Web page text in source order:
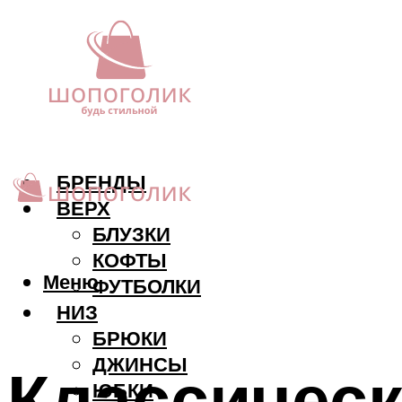
БРЕНДЫ
ВЕРХ
БЛУЗКИ
КОФТЫ
ФУТБОЛКИ
НИЗ
БРЮКИ
ДЖИНСЫ
ЮБКИ
Меню